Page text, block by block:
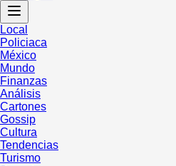
Local
Policiaca
México
Mundo
Finanzas
Análisis
Cartones
Gossip
Cultura
Tendencias
Turismo